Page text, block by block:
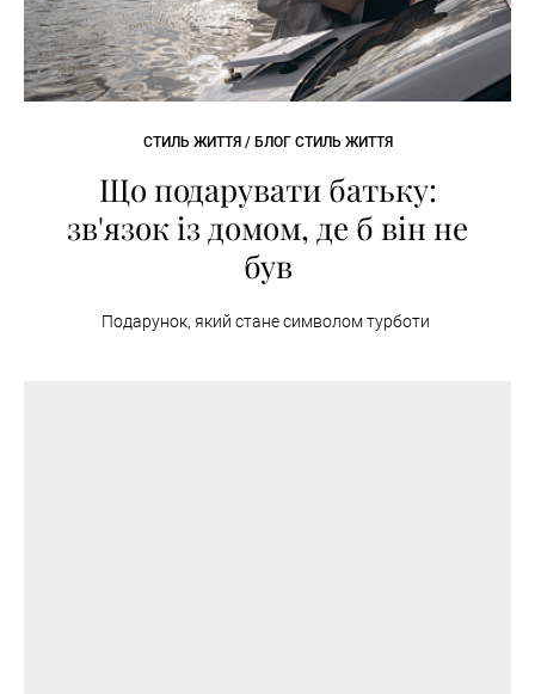
СТИЛЬ ЖИТТЯ / БЛОГ СТИЛЬ ЖИТТЯ
Що подарувати батьку:
зв'язок із домом, де б він не
був
Подарунок, який стане символом турботи